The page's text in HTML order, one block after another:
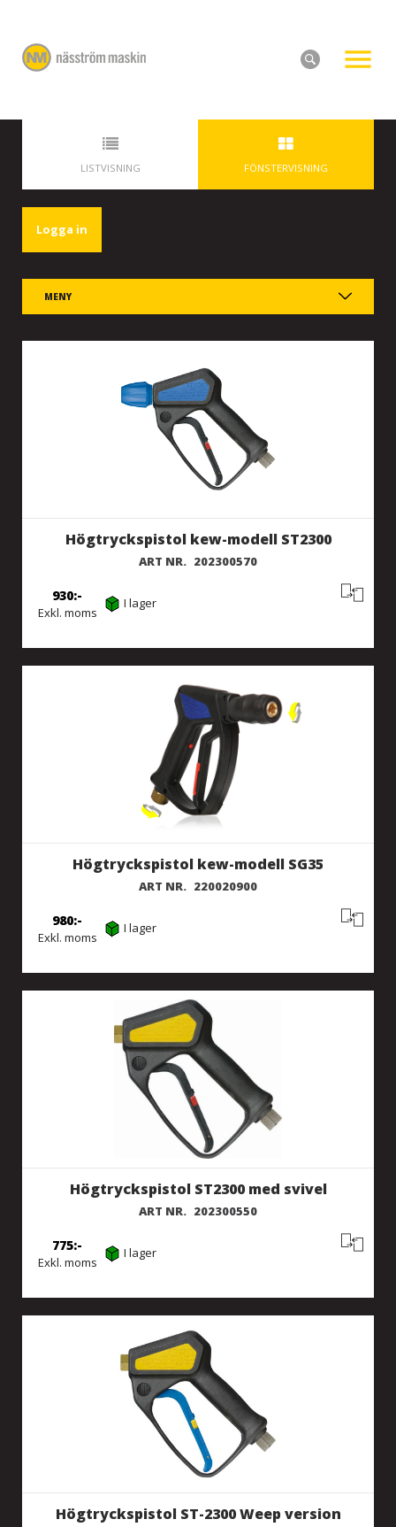
LISTVISNING FÖNSTERVISNING
Logga in
MENY
Högtryckspistol kew-modell ST2300
ART NR. 202300570
Exkl. moms
930 I lager
Högtryckspistol kew-modell SG35
ART NR. 220020900
Exkl. moms
980 I lager
Högtryckspistol ST2300 med svivel
ART NR. 202300550
Exkl. moms
775 I lager
Högtryckspistol ST-2300 Weep version